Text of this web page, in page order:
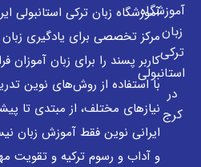
آموزشگاه
زبان
ترکی
استانبولی
در
کرج
آموزشگاه زبان ترکی استانبولی
مرکز تخصصی برای یادگیری
کاربر پسند را برای زبان آموزان
با استفاده از روش‌های نوین
نیازهای مختلف، از مبتدی تا
ایرانی نوین فقط آموزش زبان
و آداب و رسوم ترکیه و تقویت